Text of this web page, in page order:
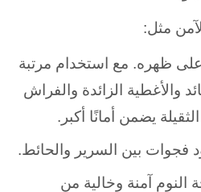
ظهره. مع استخدام مرتبة
والأغطية الزائدة والفراش
يضمن أمانًا أكبر.
فجوات بين السرير والحائط.
النوم آمنة وخالية من